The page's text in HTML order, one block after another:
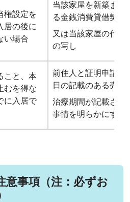
権設定を
居の後に
い場合
当該家屋を新築また
る金銭消費貸借契約
又は当該家屋の代金
の写し
こと、本
むを得な
に入居で
前住人と証明申請者
日の記載のある売買
治療期間が記載され
事情を明らかにする
意事項（注：必ずお